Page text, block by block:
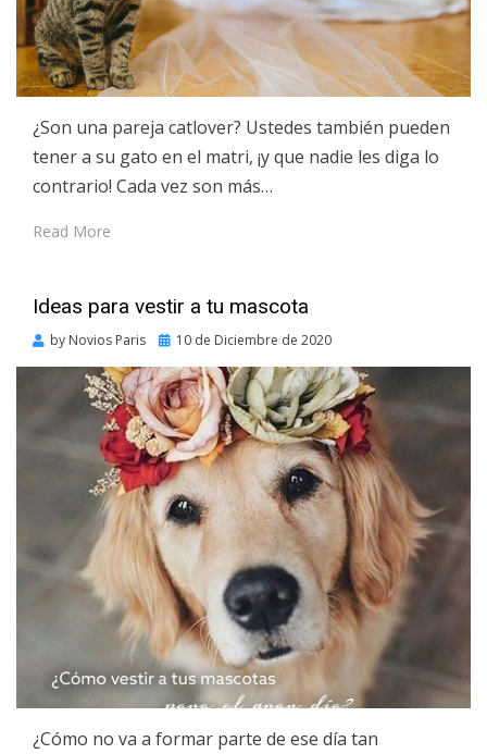
¿Son una pareja catlover? Ustedes también pueden
tener a su gato en el matri, ¡y que nadie les diga lo
contrario! Cada vez son más…
Read More
Ideas para vestir a tu mascota
by Novios Paris
Posted
10 de Diciembre de 2020
¿Cómo no va a formar parte de ese día tan